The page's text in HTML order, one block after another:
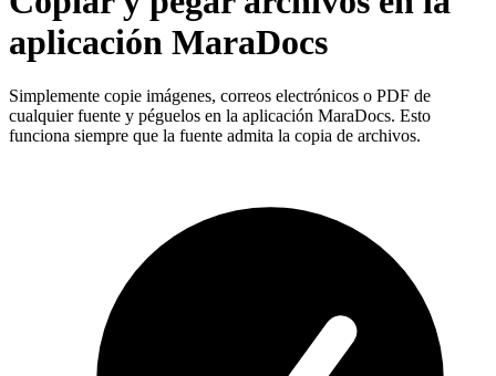
aplicación MaraDocs
Simplemente copie imágenes, correos electrónicos o PDF de
cualquier fuente y péguelos en la aplicación MaraDocs. Esto
funciona siempre que la fuente admita la copia de archivos.